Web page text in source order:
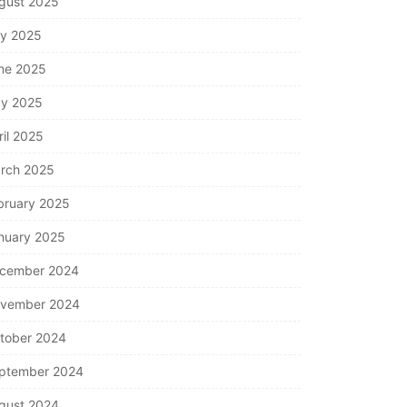
2025
2025
2025
2025
2025
2025
2025
2024
2024
2024
2024